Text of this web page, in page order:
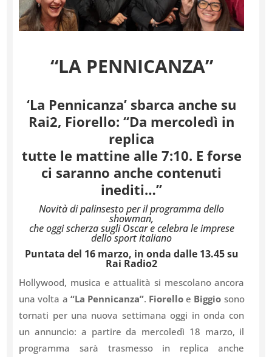
“LA PENNICANZA”
‘La Pennicanza’ sbarca anche su
Rai2, Fiorello: “Da mercoledì in
replica
tutte le mattine alle 7:10. E forse
ci saranno anche contenuti
inediti…”
Novità di palinsesto per il programma dello
showman,
che oggi scherza sugli Oscar e celebra le imprese
dello sport italiano
Puntata del 16 marzo, in onda dalle 13.45 su
Rai Radio2
Hollywood, musica e attualità si mescolano ancora
una volta a “La Pennicanza”. Fiorelloe Biggio sono
tornati per una nuova settimana oggi in onda con
un annuncio: a partire da mercoledì 18 marzo, il
programma sarà trasmesso in replica anche